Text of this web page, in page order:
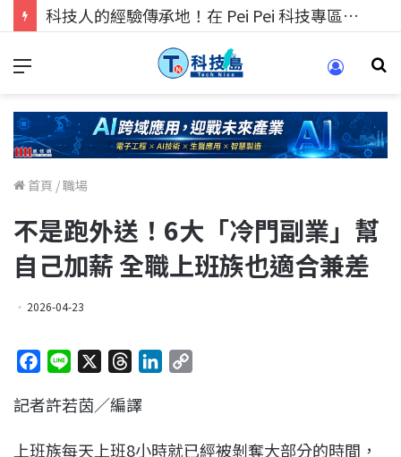
科技人的經驗傳承地！在 Pei Pei 科技專區，與學弟妹交流最硬核的技術
首頁 /職場
不是跑外送！6大「冷門副業」幫
自己加薪 全職上班族也適合兼差
2026-04-23
c
n
r
記者許若茵／編譯
上班族每天上班8小時就已經被剝奪大部分的時間，